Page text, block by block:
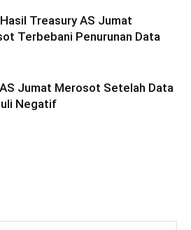
Treasury AS Jumat
Terbebani Penurunan Data
Jumat Merosot Setelah Data
Negatif